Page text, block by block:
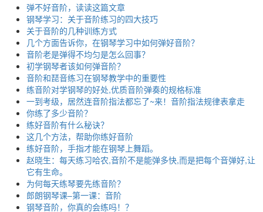
弹不好音阶，读读这篇文章
钢琴学习：关于音阶练习的四大技巧
关于音阶的几种训练方式
几个方面告诉你，在钢琴学习中如何弹好音阶？
音阶老是弹得不均匀是怎么回事？
初学钢琴者该如何弹音阶？
音阶和琵音练习在钢琴教学中的重要性
练音阶对学钢琴的好处,优质音阶弹奏的规格标准
一到考级，居然连音阶指法都忘了~来！音阶指法规律表拿走
你练了多少音阶？
练好音阶有什么秘诀？
这几个方法，帮助你练好音阶
练好音阶，手指才能在钢琴上舞蹈。
赵晓生：每天练习哈农,音阶不是能弹多快,而是把每个音弹好,让
它有生命。
为何每天练琴要先练音阶？
郎朗钢琴课–第一课：音阶
钢琴音阶，你真的会练吗！？